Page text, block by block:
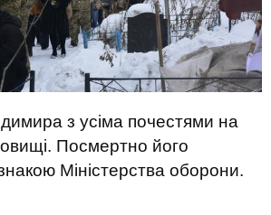
з усіма почестями на
Посмертно його
Міністерства оборони.